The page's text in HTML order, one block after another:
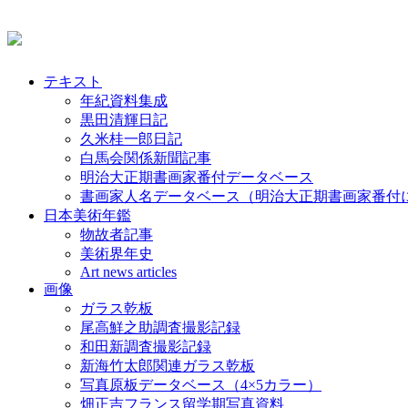
テキスト
年紀資料集成
黒田清輝日記
久米桂一郎日記
白馬会関係新聞記事
明治大正期書画家番付データベース
書画家人名データベース（明治大正期書画家番付
日本美術年鑑
物故者記事
美術界年史
Art news articles
画像
ガラス乾板
尾高鮮之助調査撮影記録
和田新調査撮影記録
新海竹太郎関連ガラス乾板
写真原板データベース（4×5カラー）
畑正吉フランス留学期写真資料